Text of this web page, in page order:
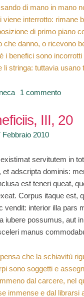
di mano in mano
viene interrotto: rimane
di primo piano
che danno, o ricevono
i benefici sono
li stringa: tuttavia
1 commentosu
III, 20
Febbraio 2010
servitutem in
et adscripta dominis:
est teneri queat,
Corpus itaque est,
vendit: interior illa pars
iubere possumus, aut
manus
che la schiavitù
sono soggetti e
dal carcere, nel
immense e dal librarsi